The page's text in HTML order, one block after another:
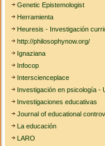
Genetic Epistemologist
Herramienta
Heuresis - Investigación
http://philosophynow.org/
Ignaziana
Infocop
Interscienceplace
Investigación en psicología -
Investigaciones educativas
Journal of educational
La educación
LARO